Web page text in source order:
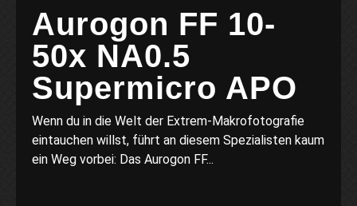
Aurogon FF 10-
50x NA0.5
Supermicro APO
Wenn du in die Welt der Extrem-Makrofotografie
eintauchen willst, führt an diesem Spezialisten kaum
ein Weg vorbei: Das Aurogon FF...